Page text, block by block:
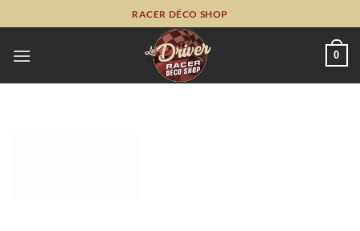
au
contenu
RACER DÉCO SHOP
0